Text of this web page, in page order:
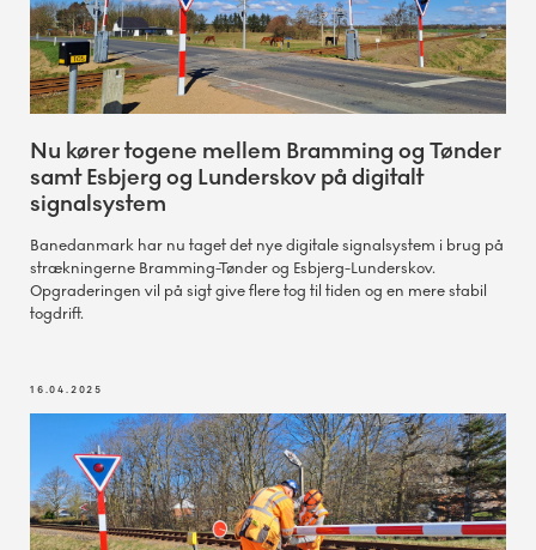
Nu kører togene mellem Bramming og Tønder
samt Esbjerg og Lunderskov på digitalt
signalsystem
Banedanmark har nu taget det nye digitale signalsystem i brug på
strækningerne Bramming-Tønder og Esbjerg-Lunderskov.
Opgraderingen vil på sigt give flere tog til tiden og en mere stabil
togdrift.
16.04.2025